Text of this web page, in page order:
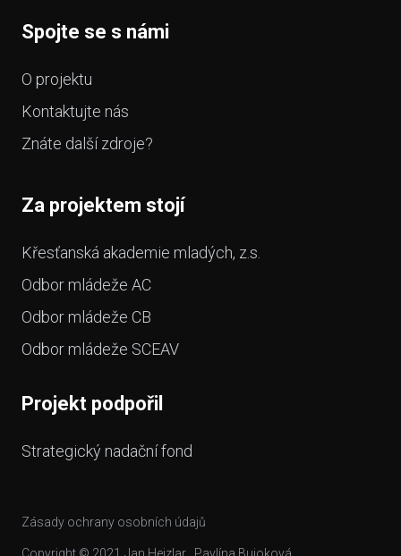
Spojte se s námi
O projektu
Kontaktujte nás
Znáte další zdroje?
Za projektem stojí
Křesťanská akademie mladých, z.s.
Odbor mládeže AC
Odbor mládeže CB
Odbor mládeže SCEAV
Projekt podpořil
Strategický nadační fond
Zásady ochrany osobních údajů